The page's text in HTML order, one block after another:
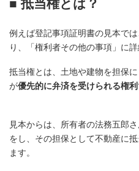
■ 抵当権とは？
例えば登記事項証明書の見本で
り、「権利者その他の事項」に
抵当権とは、土地や建物を担保
が優先的に弁済を受けられる権利
見本からは、所有者の法務五郎
をし、その担保として不動産に
ます。